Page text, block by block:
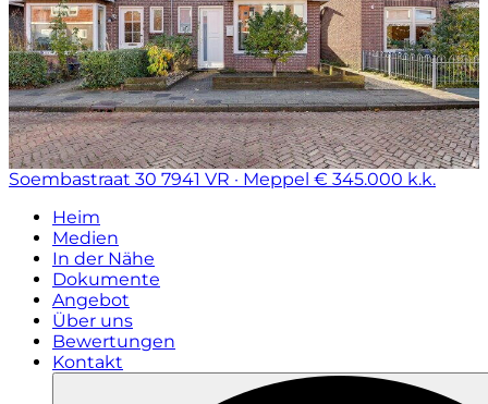
Soembastraat 30 7941 VR · Meppel € 345.000 k.k.
Heim
Medien
In der Nähe
Dokumente
Angebot
Über uns
Bewertungen
Kontakt